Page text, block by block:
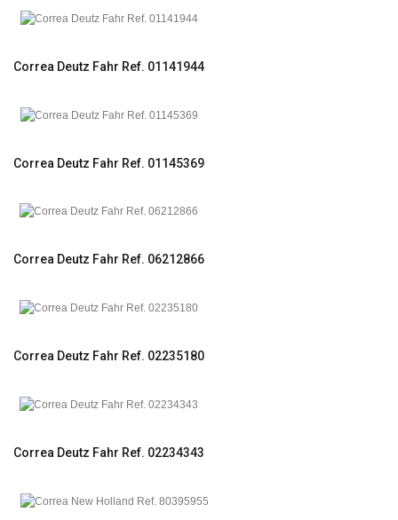
Correa Deutz Fahr Ref. 01141944
Correa Deutz Fahr Ref. 01145369
Correa Deutz Fahr Ref. 06212866
Correa Deutz Fahr Ref. 02235180
Correa Deutz Fahr Ref. 02234343